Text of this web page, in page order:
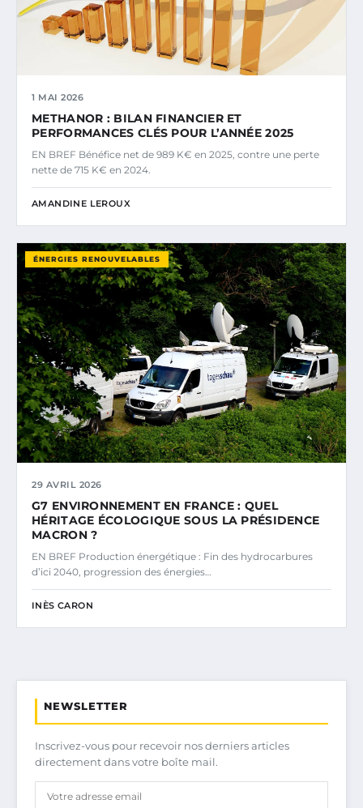
1 MAI 2026
METHANOR : BILAN FINANCIER ET
PERFORMANCES CLÉS POUR L’ANNÉE 2025
EN BREF Bénéfice net de 989 K€ en 2025, contre une perte
nette de 715 K€ en 2024.
AMANDINE LEROUX
ÉNERGIES RENOUVELABLES
29 AVRIL 2026
G7 ENVIRONNEMENT EN FRANCE : QUEL
HÉRITAGE ÉCOLOGIQUE SOUS LA PRÉSIDENCE
MACRON ?
EN BREF Production énergétique : Fin des hydrocarbures
d’ici 2040, progression des énergies…
INÈS CARON
NEWSLETTER
Inscrivez-vous pour recevoir nos derniers articles
directement dans votre boîte mail.